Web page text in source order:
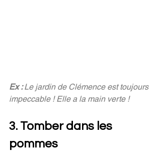
Ex : Le jardin de Clémence est toujours
impeccable ! Elle a la main verte !
3. Tomber dans les
pommes